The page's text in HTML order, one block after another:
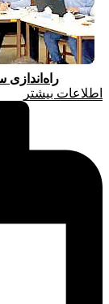
اطلاعات بیشتر